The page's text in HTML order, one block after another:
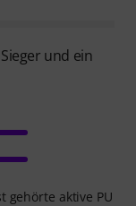
und ein
gehörte aktive PU